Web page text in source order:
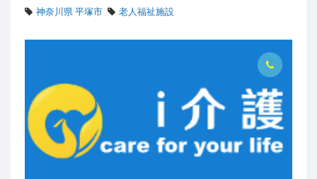
神奈川県 平塚市 老人福祉施設